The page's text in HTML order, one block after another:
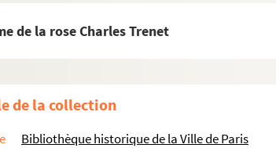
de la rose Charles Trenet
de la collection
Bibliothèque historique de la Ville de Paris